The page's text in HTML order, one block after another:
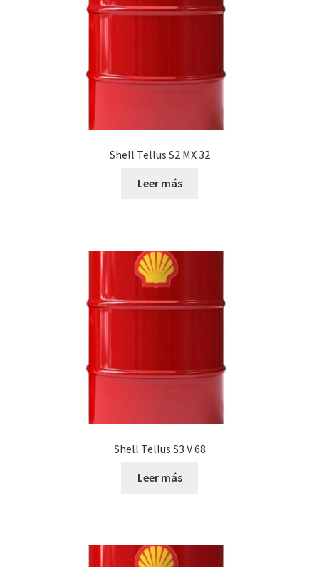
Shell Tellus S2 MX 32
Leer más
Shell Tellus S3 V 68
Leer más